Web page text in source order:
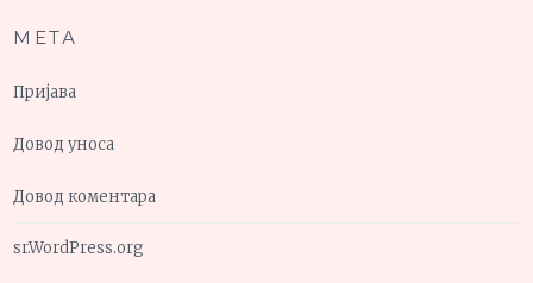
МЕТА
Пријава
Довод уноса
Довод коментара
sr.WordPress.org